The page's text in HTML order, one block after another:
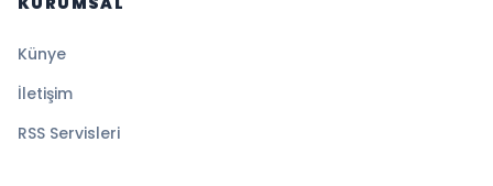
Künye
İletişim
RSS Servisleri